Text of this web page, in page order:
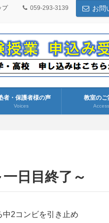
プ 059-293-3139 お問
者・保護者様の声
Voices
教室のご
Access
日目終了～
2コンビを引き止め